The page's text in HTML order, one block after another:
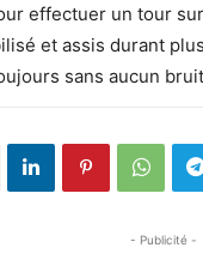
effectuer un tour
et assis durant
sans aucun
- Publicité -